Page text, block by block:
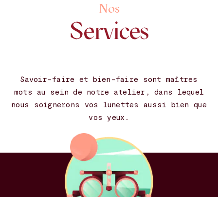
Nos
Services
Savoir-faire et bien-faire sont maîtres
mots au sein de notre atelier, dans lequel
nous soignerons vos lunettes aussi bien que
vos yeux.